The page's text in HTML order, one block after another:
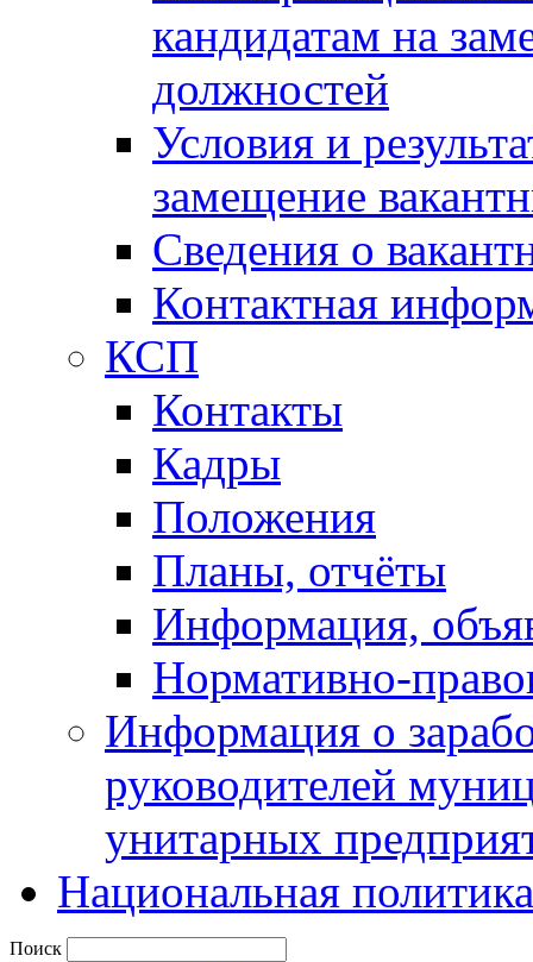
кандидатам на
должностей
Условия и
замещение
Сведения о
Контактная
КСП
Контакты
Кадры
Положения
Планы, отчёты
Информация,
Нормативно-
Информация о
руководителей
унитарных
Национальная политика
Поиск